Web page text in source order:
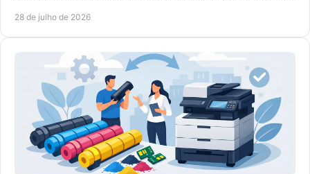
28 de julho de 2026